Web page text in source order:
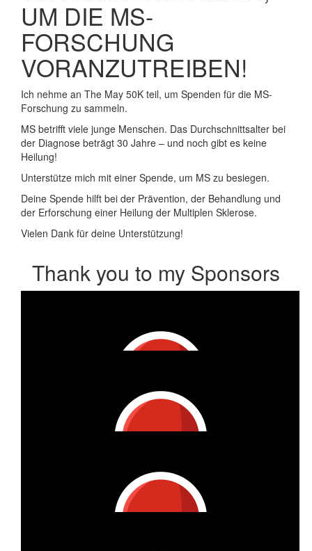
UM DIE MS-
FORSCHUNG
VORANZUTREIBEN!
Ich nehme an The May 50K teil, um Spenden für die MS-
Forschung zu sammeln.
MS betrifft viele junge Menschen. Das Durchschnittsalter bei
der Diagnose beträgt 30 Jahre – und noch gibt es keine
Heilung!
Unterstütze mich mit einer Spende, um MS zu besiegen.
Deine Spende hilft bei der Prävention, der Behandlung und
der Erforschung einer Heilung der Multiplen Sklerose.
Vielen Dank für deine Unterstützung!
Thank you to my Sponsors